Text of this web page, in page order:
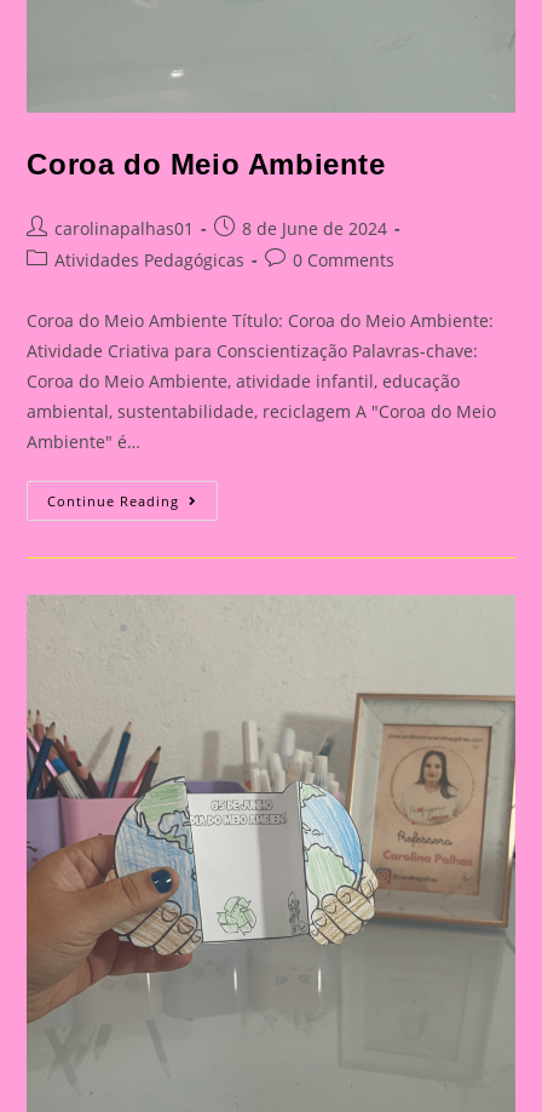
Coroa do Meio Ambiente
Post
author:
carolinapalhas01
Post
published:
8 de June de 2024
PostAtividades Pedagógicas
Post0 Comments
Coroa do Meio Ambiente Título: Coroa do Meio Ambiente:
Atividade Criativa para Conscientização Palavras-chave:
Coroa do Meio Ambiente, atividade infantil, educação
ambiental, sustentabilidade, reciclagem A "Coroa do Meio
Ambiente" é…
Continue Reading Coroa
Do
Ambiente